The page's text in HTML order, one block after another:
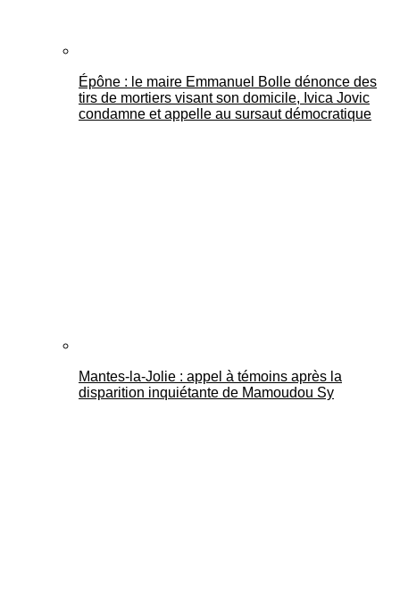
Épône : le maire Emmanuel Bolle dénonce des
tirs de mortiers visant son domicile, Ivica Jovic
condamne et appelle au sursaut démocratique
Mantes-la-Jolie : appel à témoins après la
disparition inquiétante de Mamoudou Sy